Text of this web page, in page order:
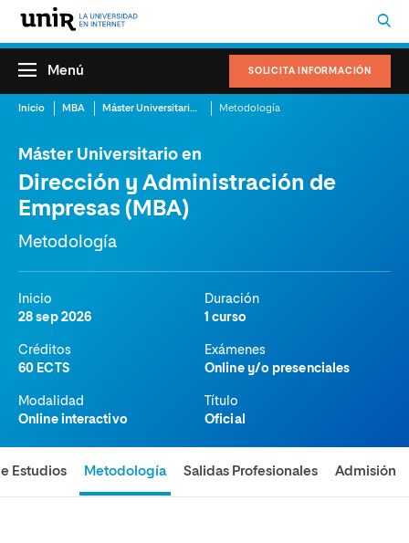
SOLICITA INFORMACIÓN
Menú
Inicio MBA Máster Universitario en Dirección y Administración de Empresas (MBA) Metodología
Máster Universitario en
Dirección y Administración de
Empresas (MBA)
Metodología
Inicio
28 sep 2026
Duración
1 curso
Créditos
60 ECTS
Exámenes
Online y/o presenciales
Modalidad
Online interactivo
Título
Oficial
Estudios Metodología Salidas Profesionales Admisión